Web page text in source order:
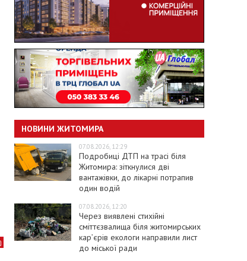
НОВИНИ ЖИТОМИРА
07.08.2026, 12:29
Подробиці ДТП на трасі біля
Житомира: зіткнулися дві
вантажівки, до лікарні потрапив
один водій
07.08.2026, 12:20
Через виявлені стихійні
сміттєзвалища біля житомирських
кар’єрів екологи направили лист
до міської ради